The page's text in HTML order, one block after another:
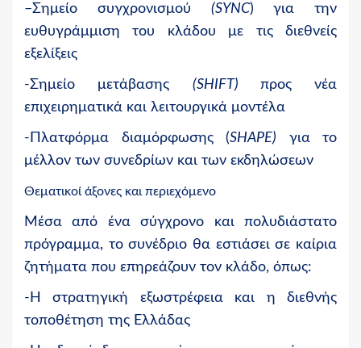
–Σημείο συγχρονισμού (SYNC) για την
ευθυγράμμιση του κλάδου με τις διεθνείς
εξελίξεις
-Σημείο μετάβασης (SHIFT) προς νέα
επιχειρηματικά και λειτουργικά μοντέλα
-Πλατφόρμα διαμόρφωσης (SHAPE) για το
μέλλον των συνεδρίων και των εκδηλώσεων
Θεματικοί άξονες και περιεχόμενο
Μέσα από ένα σύγχρονο και πολυδιάστατο
πρόγραμμα, το συνέδριο θα εστιάσει σε καίρια
ζητήματα που επηρεάζουν τον κλάδο, όπως:
-Η στρατηγική εξωστρέφεια και η διεθνής
τοποθέτηση της Ελλάδας